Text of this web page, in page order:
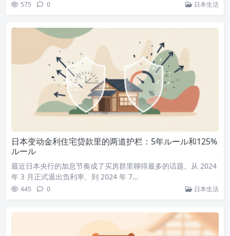
575 0 日本生活
日本变动金利住宅贷款里的两道护栏：5年ルール和125%
ルール
最近日本央行的加息节奏成了买房群里聊得最多的话题。从 2024
年 3 月正式退出负利率、到 2024 年 7…
445 0 日本生活